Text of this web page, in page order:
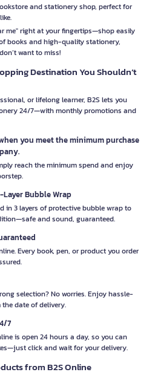
and stationery shop, perfect for
me" right at your fingertips—shop easily
books and high-quality stationery,
want to miss!
Destination You Shouldn’t
or lifelong learner, B2S lets you
24/7—with monthly promotions and
you meet the minimum purchase
reach the minimum spend and enjoy
Bubble Wrap
in 3 layers of protective bubble wrap to
and sound, guaranteed.
Every book, pen, or product you order
selection? No worries. Enjoy hassle-
date of delivery.
7
is open 24 hours a day, so you can
click and wait for your delivery.
from B2S Online